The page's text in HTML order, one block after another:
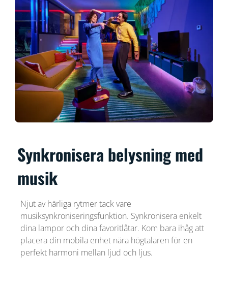
Synkronisera belysning med
musik
Njut av härliga rytmer tack vare
musiksynkroniseringsfunktion. Synkronisera enkelt
dina lampor och dina favoritlåtar. Kom bara ihåg att
placera din mobila enhet nära högtalaren för en
perfekt harmoni mellan ljud och ljus.